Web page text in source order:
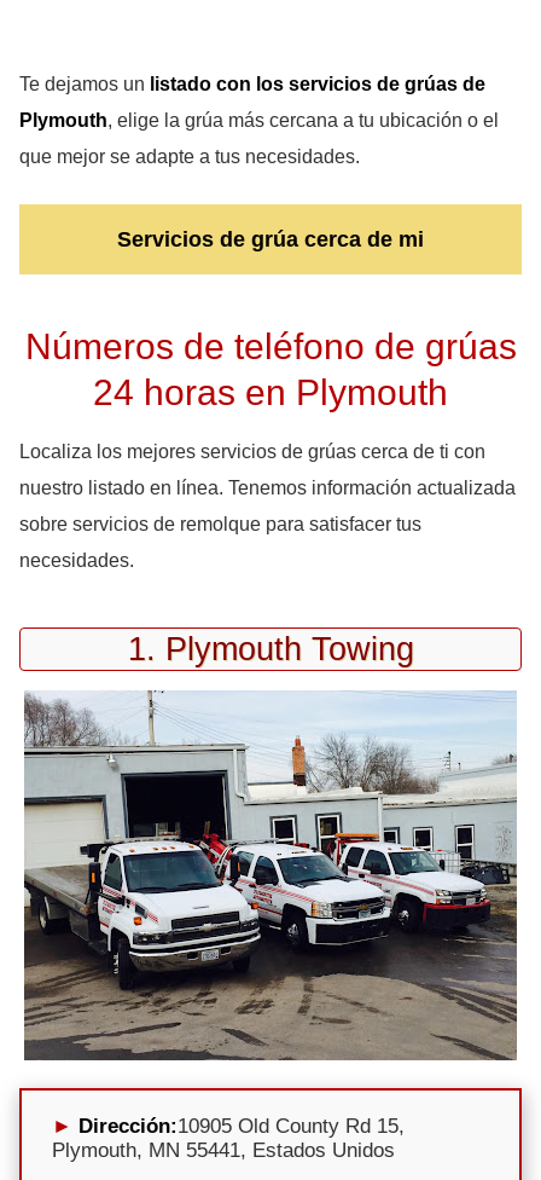
Te dejamos un listado con los servicios de grúas de
Plymouth, elige la grúa más cercana a tu ubicación o el
que mejor se adapte a tus necesidades.
Servicios de grúa cerca de mi
Números de teléfono de grúas
24 horas en Plymouth
Localiza los mejores servicios de grúas cerca de ti con
nuestro listado en línea. Tenemos información actualizada
sobre servicios de remolque para satisfacer tus
necesidades.
1. Plymouth Towing
Dirección:10905 Old County Rd 15,
Plymouth, MN 55441, Estados Unidos